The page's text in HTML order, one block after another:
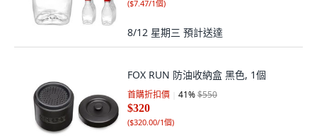
($7.47/1個)
8/12 星期三 預計送達
FOX RUN 防油收納盒 黑色, 1個
首購折扣價 41%$550
$320
($320.00/1個)